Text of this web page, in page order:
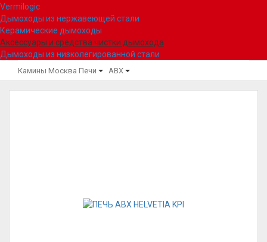
Vermilogic
Дымоходы из нержавеющей стали
Керамические дымоходы
Аксессуары и средства чистки дымохода
Дымоходы из низколегированной стали
Камины Москва Печи ABX